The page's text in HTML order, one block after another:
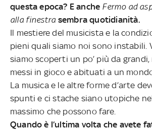
questa epoca? E anche Fermo ad
alla finestra sembra quotidianità.
Il mestiere del musicista e la
pieni quali siamo noi sono instabili.
siamo scoperti un po’ più da
messi in gioco e abituati a un
La musica e le altre forme d’arte
spunti e ci stache siano utopiche
massimo che possono fare.
Quando è l’ultima volta che avete